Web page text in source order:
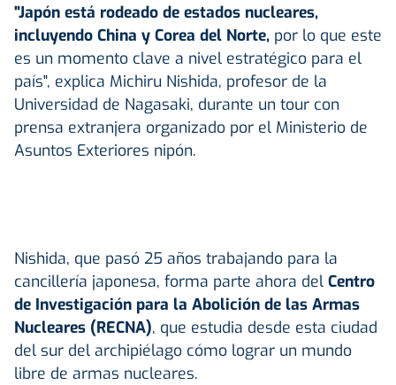
"Japón está rodeado de estados nucleares,
incluyendo China y Corea del Norte, por lo que este
es un momento clave a nivel estratégico para el
país", explica Michiru Nishida, profesor de la
Universidad de Nagasaki, durante un tour con
prensa extranjera organizado por el Ministerio de
Asuntos Exteriores nipón.
Nishida, que pasó 25 años trabajando para la
cancillería japonesa, forma parte ahora del Centro
de Investigación para la Abolición de las Armas
Nucleares (RECNA), que estudia desde esta ciudad
del sur del archipiélago cómo lograr un mundo
libre de armas nucleares.